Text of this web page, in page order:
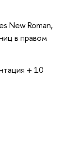
New Roman,
в правом
+ 10